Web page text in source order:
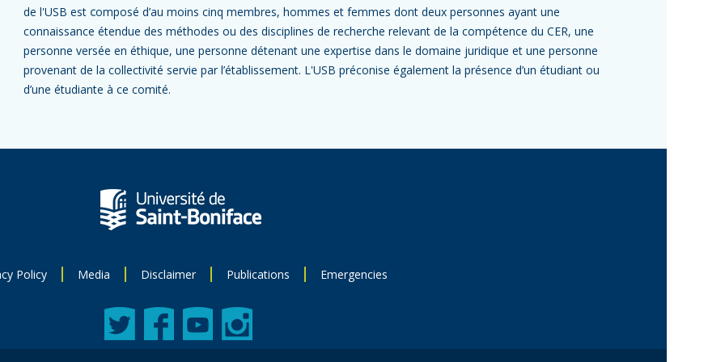
de l'USB est composé d’au moins cinq membres, hommes et femmes dont deux personnes ayant une
connaissance étendue des méthodes ou des disciplines de recherche relevant de la compétence du CER, une
personne versée en éthique, une personne détenant une expertise dans le domaine juridique et une personne
provenant de la collectivité servie par l’établissement. L'USB préconise également la présence d’un étudiant ou
d’une étudiante à ce comité.
Policy Media Disclaimer Publications Emergencies